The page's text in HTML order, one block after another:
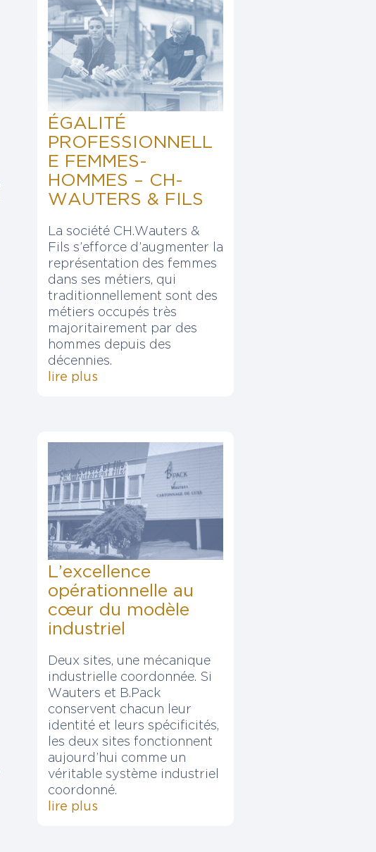
ÉGALITÉ
PROFESSIONNELL
E FEMMES-
HOMMES – CH-
WAUTERS & FILS
La société CH.Wauters &
Fils s’efforce d’augmenter la
représentation des femmes
dans ses métiers, qui
traditionnellement sont des
métiers occupés très
majoritairement par des
hommes depuis des
décennies.
lire plus
L’excellence
opérationnelle au
cœur du modèle
industriel
Deux sites, une mécanique
industrielle coordonnée. Si
Wauters et B.Pack
conservent chacun leur
identité et leurs spécificités,
les deux sites fonctionnent
aujourd’hui comme un
véritable système industriel
coordonné.
lire plus